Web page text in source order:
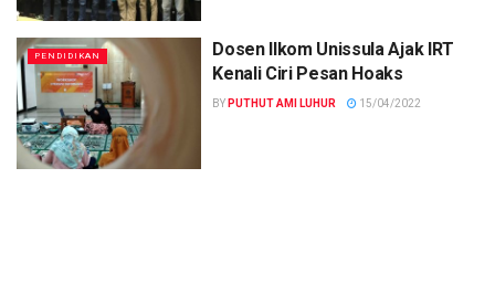
PENDIDIKAN
Dosen Ilkom Unissula Ajak IRT
Kenali Ciri Pesan Hoaks
BY PUTHUT AMI LUHUR 15/04/2022